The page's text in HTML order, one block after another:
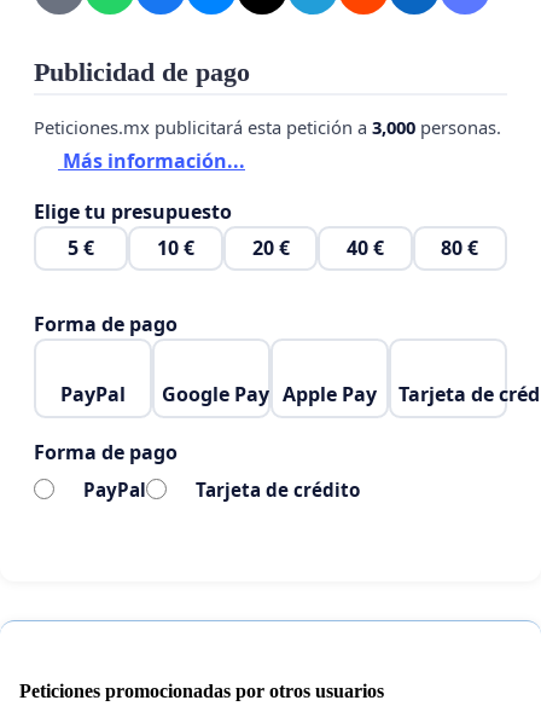
Publicidad de pago
Peticiones.mx publicitará esta petición a 3,000 personas.
Más información...
Elige tu presupuesto
5 €
10 € 20 € 40 € 80 €
Forma de pago
PayPal Google Pay Apple Pay Tarjeta de
Forma de pago
PayPal Tarjeta de crédito
Peticiones promocionadas por otros usuarios